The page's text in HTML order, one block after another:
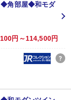
◆角部屋◆和モダ
円～114,500円